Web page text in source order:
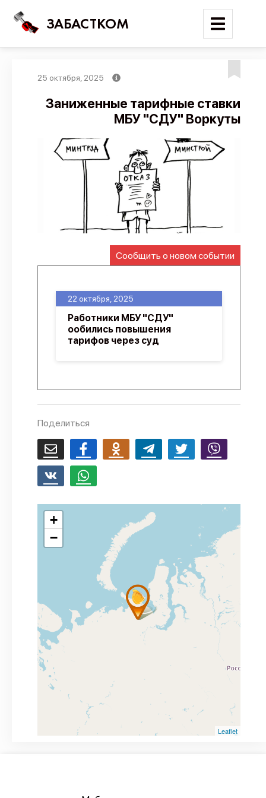
ЗАБАСТКОМ
Поиск
Карта событий
Трудовые конфликты
Отчеты
Предложить публикацию
API
Политика конфиденциальности
25 октября, 2025
Заниженные тарифные ставки
МБУ "СДУ" Воркуты
Сообщить о новом событии
22 октября, 2025
Работники МБУ "СДУ"
ообились повышения
тарифов через суд
Поделиться
+
−
Leaflet